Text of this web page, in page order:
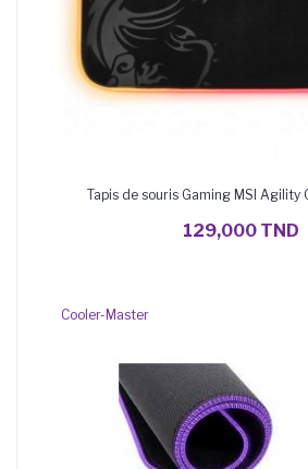
Tapis de souris Gaming MSI Agility
129,000 TND
Cooler-Master